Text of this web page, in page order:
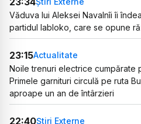
Văduva lui Aleksei Navalnîi îi
partidul Iabloko, care se opune
23:15Actualitate
Noile trenuri electrice cumpărate
Primele garnituri circulă pe ruta
aproape un an de întârzieri
22:40Știri Externe